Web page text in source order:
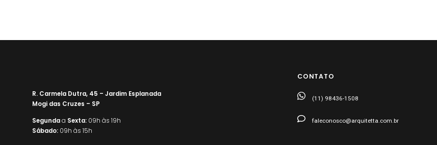
R. Carmela Dutra, 45 – Jardim Esplanada
Mogi das Cruzes – SP
Segundaa Sexta:09h às 19h
Sábado:09h às 15h
CONTATO
(11) 98436-1508
faleconosco@arquitetta.com.br